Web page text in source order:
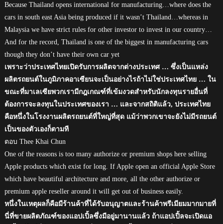
Because Thailand opens international for manufacturing…where does the
cars in south east Asia being produced if it wasn’t Thailand…whereas in
Malaysia we have strict rules for other investor to invest in our country…
And for the record, Thailand is one of the biggest in manufacturing cars
though they don’t have their own car yet
เพราะว่าประเทศไทยเปิดรับการผลิตจากต่างประเทศ … ซึ่งเป็นแหล่ง
ผลิตรถยนต์ในภูมิภาคอาเซียนจะเป็นอย่างไรถ้าไม่ใช่ประเทศไทย … ใน
ขณะที่มาเลเซียพวกเรามีกฎเกณฑ์ที่เข้มงวดสำหรับนักลงทุนรายอื่นที่
ต้องการจะลงทุนในประเทศของเรา … และจากสถิติแล้ว, ประเทศไทย
คือหนึ่งในโรงงานผลิตรถยนต์ที่ใหญ่ที่สุด แม้ว่าพวกเขาจะยังไม่มีรถยนต์
เป็นของตัวเองก็ตามที
ตอบ Thee Khai Chun
One of the reasons is too many authorize or premium shops here selling
Apple products which exist for long. If Apple open an official Apple Store
which have beautiful architecture and more, all the other authorize or
premium apple reseller around it will get out of business easily.
หนึ่งในเหตุผลก็คือมีร้านค้าที่ได้รับอนุญาตและร้านค้าพรีเมียมมากมายที่
นี่ที่ขายผลิตภัณฑ์ของแอปเปิ้ลซึ่งมีอยู่มานานแล้ว ถ้าแอปเปิ้ลจะเปิดแอ